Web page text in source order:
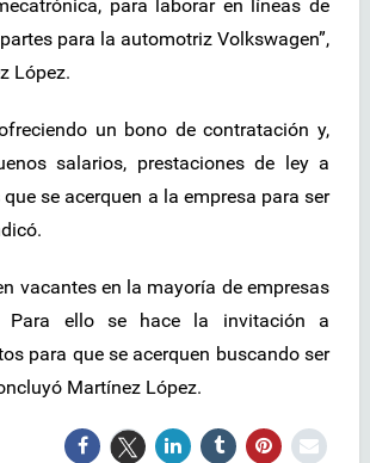
para laborar en líneas de
para la automotriz Volkswagen”,
López.
un bono de contratación y,
salarios, prestaciones de ley a
se acerquen a la empresa para ser
vacantes en la mayoría de empresas
Para ello se hace la invitación a
para que se acerquen buscando ser
Martínez López.